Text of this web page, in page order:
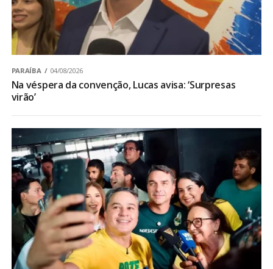
PARAÍBA 04/08/2026
Na véspera da convenção, Lucas avisa: ‘Surpresas
virão’